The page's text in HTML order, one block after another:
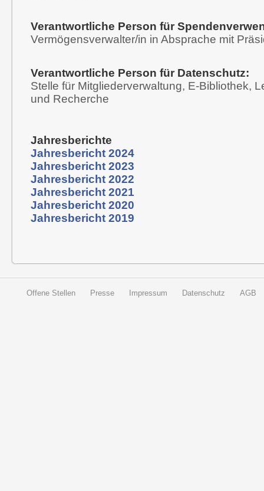
Verantwortliche Person für
Vermögensverwalter/in in Absprache mit
Verantwortliche Person für Datenschutz:
Stelle für Mitgliederverwaltung, E-Bibliothek,
und Recherche
Jahresberichte
Jahresbericht 2024
Jahresbericht 2023
Jahresbericht 2022
Jahresbericht 2021
Jahresbericht 2020
Jahresbericht 2019
Offene Stellen Presse Impressum Datenschutz AGB